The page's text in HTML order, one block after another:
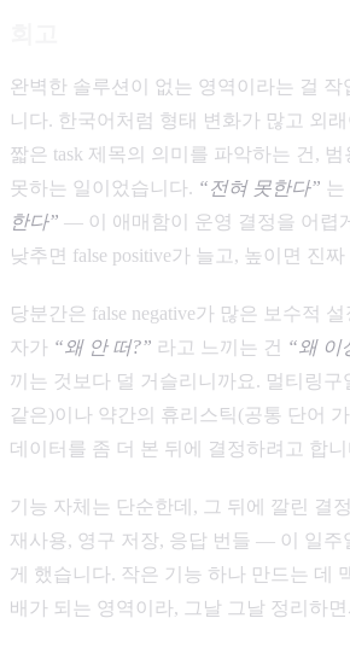
완벽한 솔루션이 없는 영역이라는 걸
니다. 한국어처럼 형태 변화가 많고 외
짧은 task 제목의 의미를 파악하는 건,
못하는 일이었습니다. “전혀 못한다” 는
한다” — 이 애매함이 운영 결정을 어렵
낮추면 false positive가 늘고, 높이면 진
당분간은 false negative가 많은 보수적
자가 “왜 안 떠?” 라고 느끼는 건 “왜 이
끼는 것보다 덜 거슬리니까요. 멀티링구
같은)이나 약간의 휴리스틱(공통 단어
데이터를 좀 더 본 뒤에 결정하려고 합니
기능 자체는 단순한데, 그 뒤에 깔린 결
재사용, 영구 저장, 응답 번들 — 이 일주
게 했습니다. 작은 기능 하나 만드는 데
배가 되는 영역이라, 그날 그날 정리하